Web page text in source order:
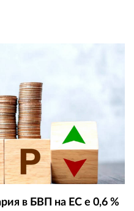
в БВП на ЕС е 0,6 %